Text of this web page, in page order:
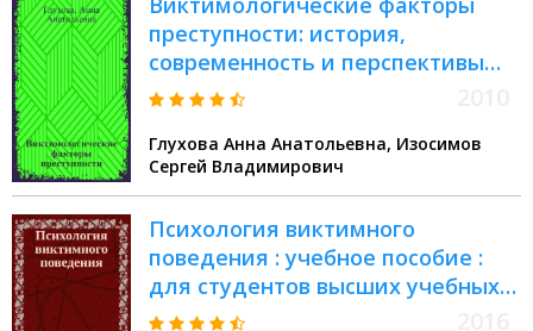
преступности: история,
современность и перспективы
предупредительного
Глухова Анна Анатольевна, Изосимов
Сергей Владимирович
Психология виктимного
поведения : учебное пособие :
для студентов высших учебных
заведений. обучающихся по